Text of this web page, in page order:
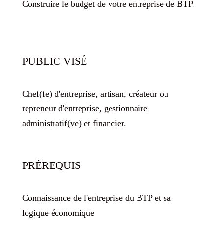
Construire le budget de votre entreprise de BTP.
PUBLIC VISÉ
Chef(fe) d'entreprise, artisan, créateur ou
repreneur d'entreprise, gestionnaire
administratif(ve) et financier.
PRÉREQUIS
Connaissance de l'entreprise du BTP et sa
logique économique